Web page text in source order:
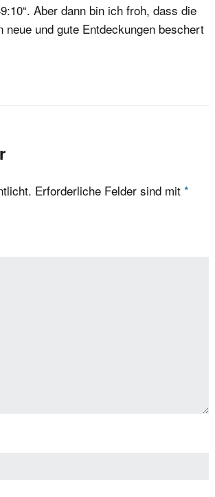
Aber dann bin ich froh, dass die
und gute Entdeckungen beschert
Erforderliche Felder sind mit *